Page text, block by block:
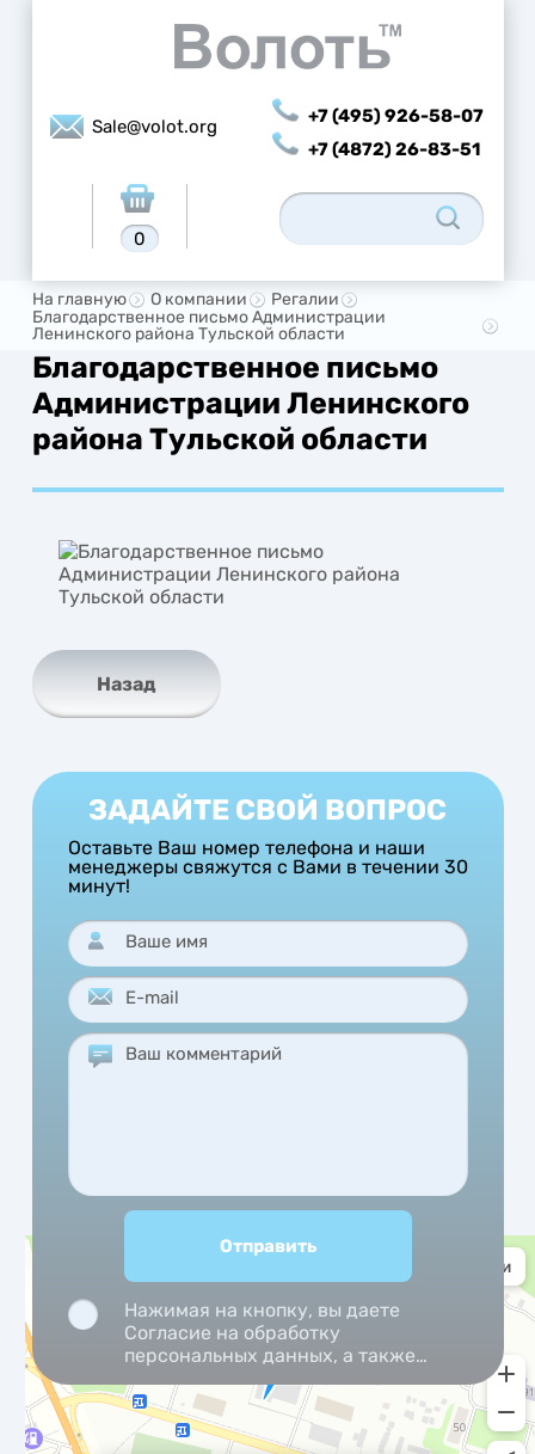
Sale@volot.org
+7 (495) 926-58-07
+7 (4872) 26-83-51
0
На главную О компании
Регалии
Благодарственное письмо Администрации
Ленинского района Тульской области
Благодарственное письмо
Администрации Ленинского
района Тульской области
Назад
ЗАДАЙТЕ СВОЙ ВОПРОС
Оставьте Ваш номер телефона и наши
менеджеры свяжутся с Вами в течении 30
минут!
Нажимая на кнопку, вы даете
Согласие на обработку
персональных данных, а также
персональных данных
метрическими программами.